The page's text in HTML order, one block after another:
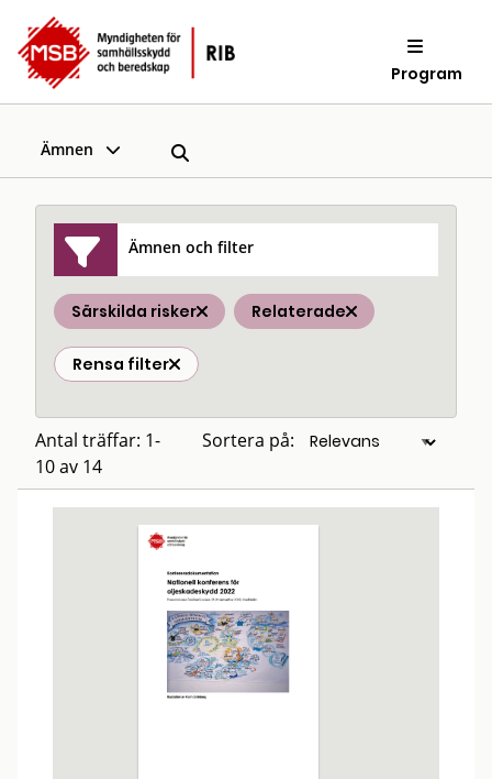
Program
Ämnen
Ämnen och filter
Särskilda risker Relaterade
Rensa filter
Antal träffar: 1-
10 av 14
Sortera på: